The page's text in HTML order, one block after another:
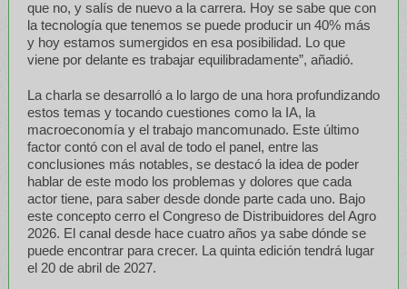
que no, y salís de nuevo a la carrera. Hoy se sabe que con
la tecnología que tenemos se puede producir un 40% más
y hoy estamos sumergidos en esa posibilidad. Lo que
viene por delante es trabajar equilibradamente”, añadió.
La charla se desarrolló a lo largo de una hora profundizando
estos temas y tocando cuestiones como la IA, la
macroeconomía y el trabajo mancomunado. Este último
factor contó con el aval de todo el panel, entre las
conclusiones más notables, se destacó la idea de poder
hablar de este modo los problemas y dolores que cada
actor tiene, para saber desde donde parte cada uno. Bajo
este concepto cerro el Congreso de Distribuidores del Agro
2026. El canal desde hace cuatro años ya sabe dónde se
puede encontrar para crecer. La quinta edición tendrá lugar
el 20 de abril de 2027.